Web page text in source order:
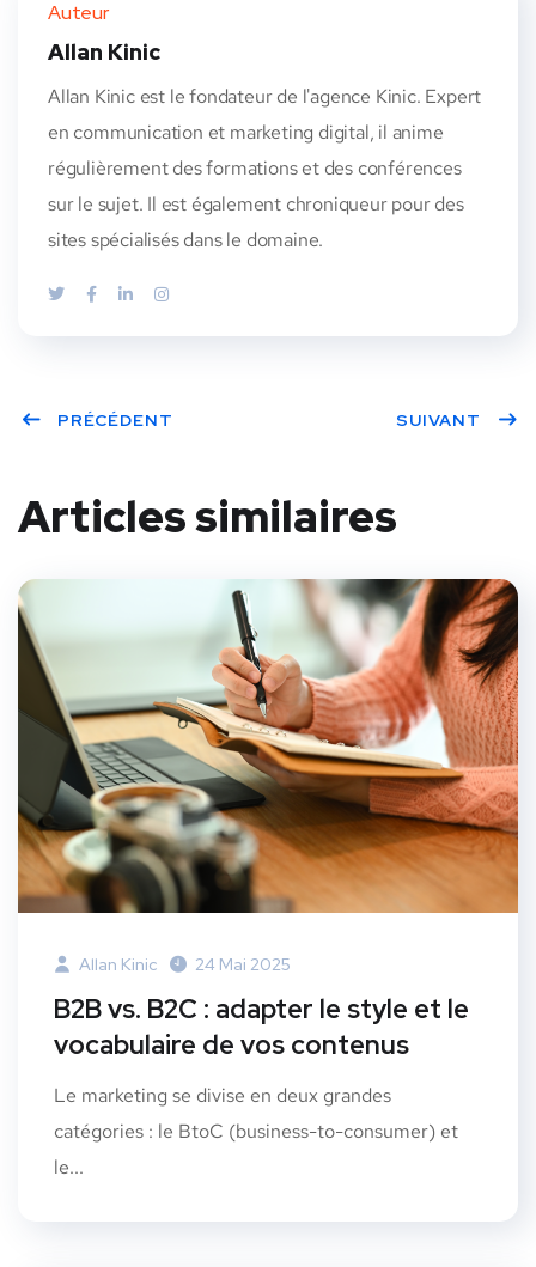
Auteur
Allan Kinic
Allan Kinic est le fondateur de l'agence Kinic. Expert
en communication et marketing digital, il anime
régulièrement des formations et des conférences
sur le sujet. Il est également chroniqueur pour des
sites spécialisés dans le domaine.
PRÉCÉDENT SUIVANT
Articles similaires
Allan Kinic 24 Mai 2025
B2B vs. B2C : adapter le style et le
vocabulaire de vos contenus
Le marketing se divise en deux grandes
catégories : le BtoC (business-to-consumer) et
le...